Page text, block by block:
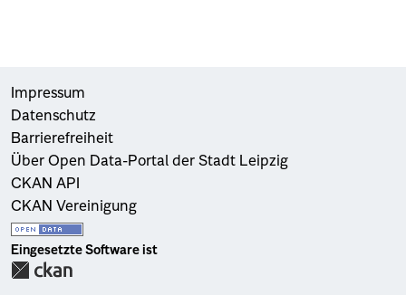
Impressum
Datenschutz
Barrierefreiheit
Über Open Data-Portal der Stadt Leipzig
CKAN API
CKAN Vereinigung
Eingesetzte Software ist